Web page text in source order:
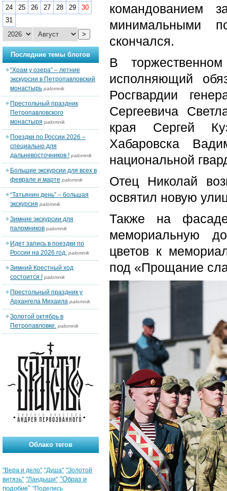
командованием
минимальными
скончался.
В
исполняющий
Росгвардии
Сергеевича
края Сергей
Хабаровска
национальной
Отец Николай
освятил новую
Также на
мемориальную
цветов к
под «Прощание
24
25 26 27 28 29
30
31
>
Последние темы блогов
“Храм у озера” – летние
экскурсии в Петропавловский
монастырь palomnik
Престольный праздник
Петропавловского
монастыря palomnik
Поездки по России 2026 –
специально для
дальневосточников ! palomnik
Большие экскурсии для всех в
феврале и марте palomnik
“Татьянин день” – большая
экскурсия palomnik
Зимние экскурсии для
паломников palomnik
Идет запись в поездки по
России на 2026 год. palomnik
Зимний Крестный ход
состоится ! palomnik
Престольный праздник у
Архангела Михаила palomnik
Золотой октябрь в
Петропавловке. palomnik
Облако тегов
"Вера и дело" "Душа" "Золотой
витязь" "Ландыши" "Образ и
подобие" "Поделись